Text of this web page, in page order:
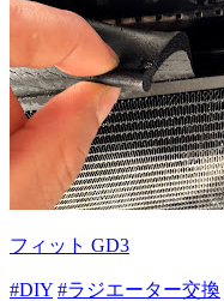
フィット GD3
#DIY #ラジエーター交換